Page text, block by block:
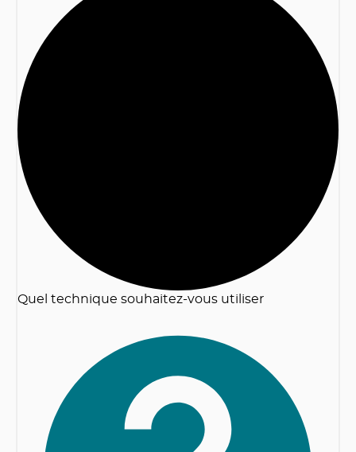
Quel technique souhaitez-vous utiliser